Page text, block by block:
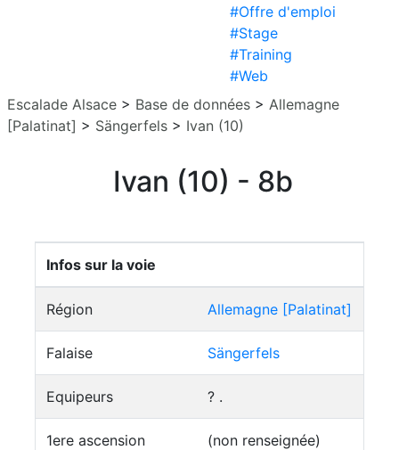
#Offre d'emploi
#Stage
#Training
#Web
Escalade Alsace > Base de données > Allemagne
[Palatinat] > Sängerfels > Ivan (10)
Ivan (10) - 8b
Infos sur la voie
Région Allemagne [Palatinat]
Falaise Sängerfels
Equipeurs ? .
1ere ascension (non renseignée)